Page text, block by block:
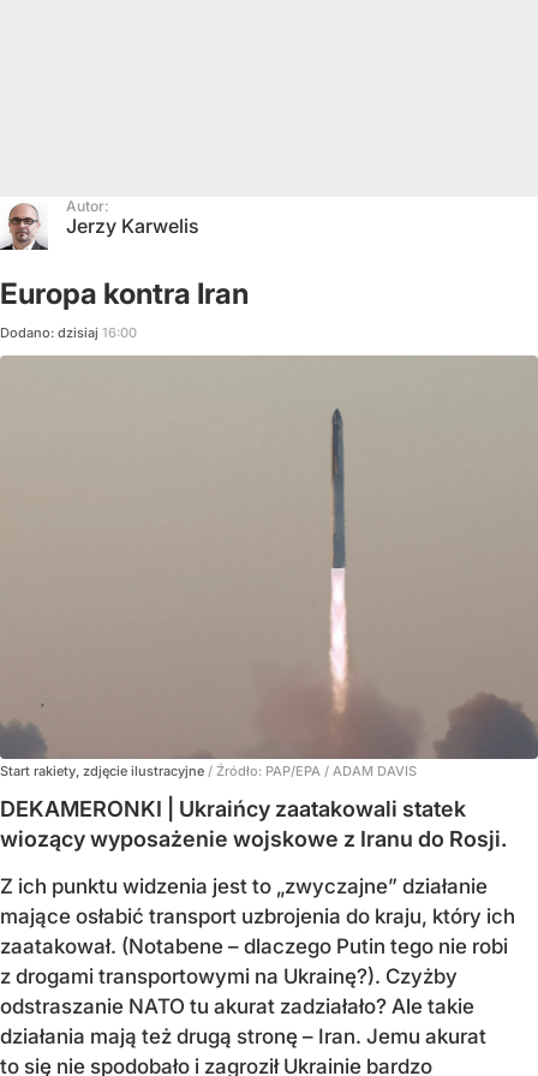
Autor:
Jerzy Karwelis
Europa kontra Iran
Dodano: dzisiaj 16:00
Start rakiety, zdjęcie ilustracyjne / Źródło: PAP/EPA / ADAM DAVIS
DEKAMERONKI | Ukraińcy zaatakowali statek
wiozący wyposażenie wojskowe z Iranu do Rosji.
Z ich punktu widzenia jest to „zwyczajne” działanie
mające osłabić transport uzbrojenia do kraju, który ich
zaatakował. (Notabene – dlaczego Putin tego nie robi
z drogami transportowymi na Ukrainę?). Czyżby
odstraszanie NATO tu akurat zadziałało? Ale takie
działania mają też drugą stronę – Iran. Jemu akurat
to się nie spodobało i zagroził Ukrainie bardzo